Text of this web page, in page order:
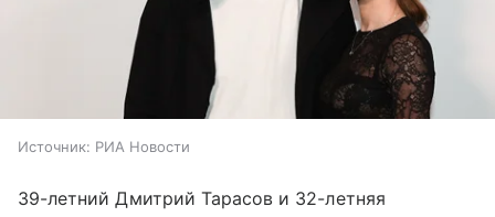
Источник: РИА Новости
39-летний Дмитрий Тарасов и 32-летняя